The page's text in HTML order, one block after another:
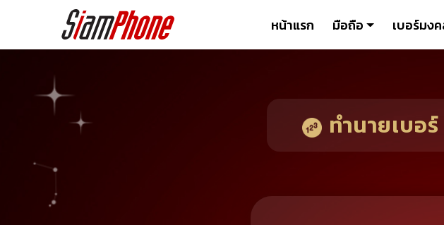
หน้าแรก มือถือ เบอร์มง
ทำนายเบอร์